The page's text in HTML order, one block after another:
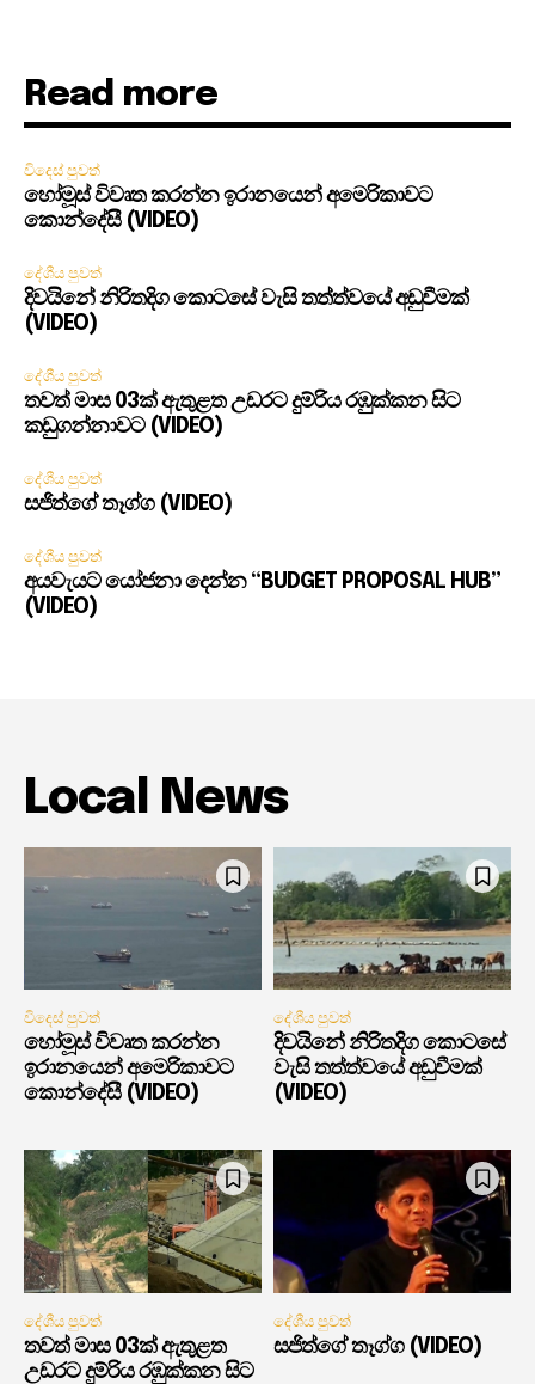
Read more
විදෙස් පුවත්
හෝමූස් විවෘත කරන්න ඉරානයෙන් අමෙරිකාවට
කොන්දේසී (VIDEO)
දේශීය පුවත්
දිවයිනේ නිරිතදිග කොටසේ වැසි තත්ත්වයේ අඩුවීමක්
(VIDEO)
දේශීය පුවත්
තවත් මාස 03ක් ඇතුළත උඩරට දුම්රිය රඹුක්කන සිට
කඩුගන්නාවට (VIDEO)
දේශීය පුවත්
සජිත්ගේ තෑග්ග (VIDEO)
දේශීය පුවත්
අයවැයට යෝජනා දෙන්න “BUDGET PROPOSAL HUB”
(VIDEO)
Local News
විදෙස් පුවත්
හෝමූස් විවෘත කරන්න
ඉරානයෙන් අමෙරිකාවට
කොන්දේසී (VIDEO)
දේශීය පුවත්
දිවයිනේ නිරිතදිග කොටසේ
වැසි තත්ත්වයේ අඩුවීමක්
(VIDEO)
දේශීය පුවත්
තවත් මාස 03ක් ඇතුළත
උඩරට දුම්රිය රඹුක්කන සිට
දේශීය පුවත්
සජිත්ගේ තෑග්ග (VIDEO)